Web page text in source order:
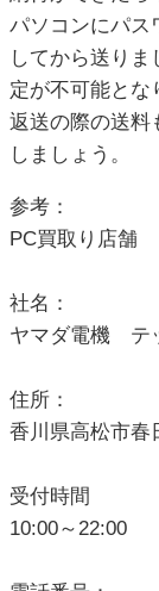
パソコンにパス
してから送り
定が不可能とな
返送の際の送料
しましょう。
参考：
PC買取り店舗
社名：
ヤマダ電機 テ
住所：
香川県高松市春
受付時間
10:00～22:00